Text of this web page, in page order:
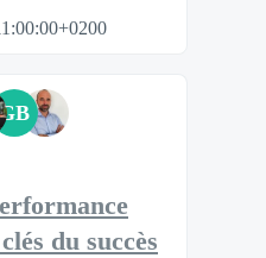
GB
du succès